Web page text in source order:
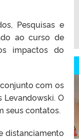
Pesquisas e
ao curso de
impactos do
com os
Levandowski. O
seus contatos.
distanciamento